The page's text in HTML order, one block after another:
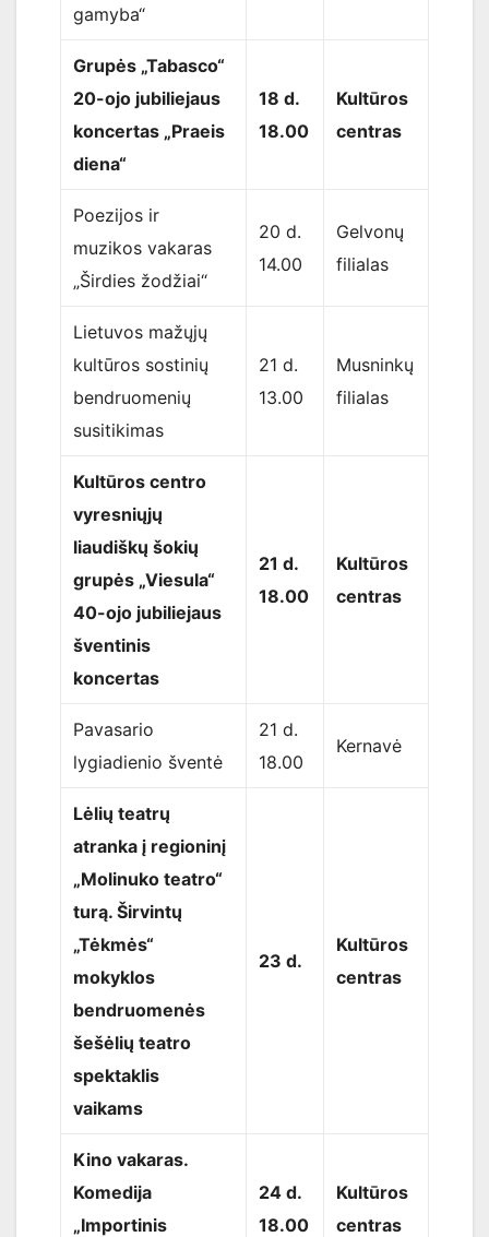
gamyba“
Grupės „Tabasco“
20-ojo jubiliejaus
koncertas „Praeis
diena“
18 d.
18.00
Kultūros
centras
Poezijos ir
muzikos vakaras
„Širdies žodžiai“
20 d.
14.00
Gelvonų
filialas
Lietuvos mažųjų
kultūros sostinių
bendruomenių
susitikimas
21 d.
13.00
Musninkų
filialas
Kultūros centro
vyresniųjų
liaudiškų šokių
grupės „Viesula“
40-ojo jubiliejaus
šventinis
koncertas
21 d.
18.00
Kultūros
centras
Pavasario
lygiadienio šventė
21 d.
18.00
Kernavė
Lėlių teatrų
atranka į regioninį
„Molinuko teatro“
turą. Širvintų
„Tėkmės“
mokyklos
bendruomenės
šešėlių teatro
spektaklis
vaikams
23 d.
Kultūros
centras
Kino vakaras.
Komedija
„Importinis
24 d.
18.00
Kultūros
centras